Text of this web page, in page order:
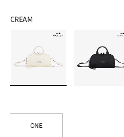
CREAM
ONE